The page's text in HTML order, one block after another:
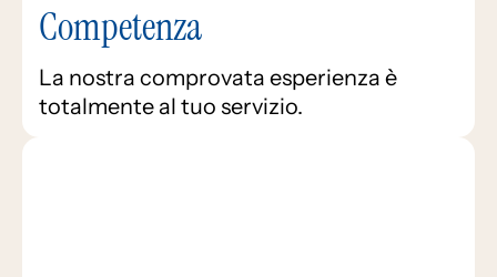
Competenza
La nostra comprovata esperienza è
totalmente al tuo servizio.